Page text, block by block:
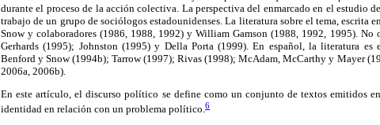
durante el proceso de la acción colectiva. La perspectiva del enmarcado en el estudio
trabajo de un grupo de sociólogos estadounidenses. La literatura sobre el tema, escrita
Snow y colaboradores (1986, 1988, 1992) y William Gamson (1988, 1992, 1995). No
Gerhards (1995); Johnston (1995) y Della Porta (1999). En español, la literatura es
Benford y Snow (1994b); Tarrow (1997); Rivas (1998); McAdam, McCarthy y Mayer
2006a, 2006b).
En este artículo, el discurso político se define como un conjunto de textos emitidos
identidad en relación con un problema político.6